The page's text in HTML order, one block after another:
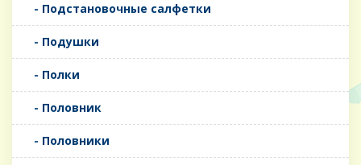
- Подстановочные салфетки
- Подушки
- Полки
- Половник
- Половники